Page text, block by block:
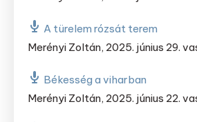
A türelem rózsát terem
Merényi Zoltán, 2025. június 29.
Békesség a viharban
Merényi Zoltán, 2025. június 22.